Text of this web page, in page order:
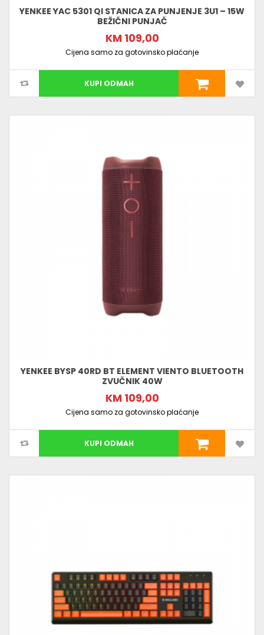
YENKEE YAC 5301 QI STANICA ZA PUNJENJE 3U1 – 15W
BEŽIČNI PUNJAČ
KM 109,00
Cijena samo za gotovinsko plaćanje
KUPI ODMAH
YENKEE BYSP 40RD BT ELEMENT VIENTO BLUETOOTH
ZVUČNIK 40W
KM 109,00
Cijena samo za gotovinsko plaćanje
KUPI ODMAH